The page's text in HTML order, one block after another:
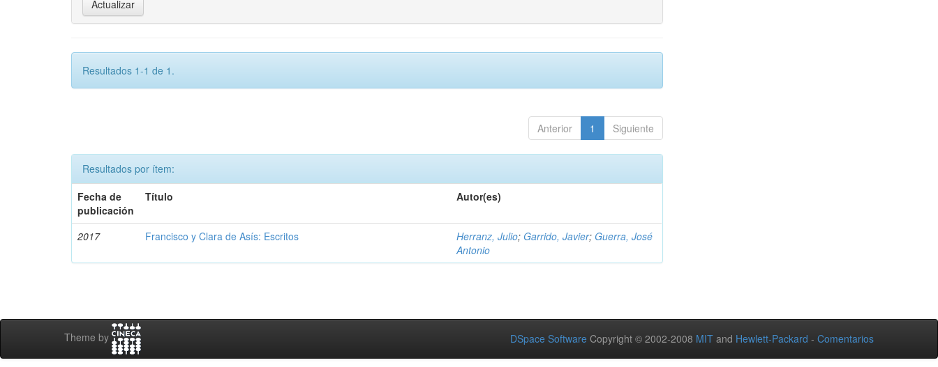
Resultados 1-1 de 1.
Anterior 1 Siguiente
Resultados por ítem:
Fecha de
publicación
Título Autor(es)
2017 Francisco y Clara de Asís: Escritos Herranz, Julio; Garrido, Javier; Guerra, José
Antonio
Theme by DSpace Software Copyright © 2002-2008 MIT and Hewlett-Packard - Comentarios